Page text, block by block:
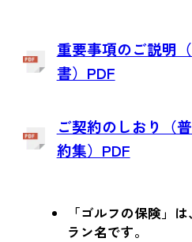
重要事項のご説明
書）PDF
ご契約のしおり（
約集）PDF
「ゴルフの保険」
ラン名です。